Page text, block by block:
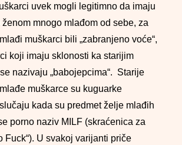
uvek mogli legitimno da imaju
mnogo mlađom od sebe, za
muškarci bili „zabranjeno voće“,
koji imaju sklonosti ka starijim
nazivaju „babojepcima“. Starije
muškarce su kuguarke
kada su predmet želje mlađih
porno naziv MILF (skraćenica za
Fuck“). U svakoj varijanti priče